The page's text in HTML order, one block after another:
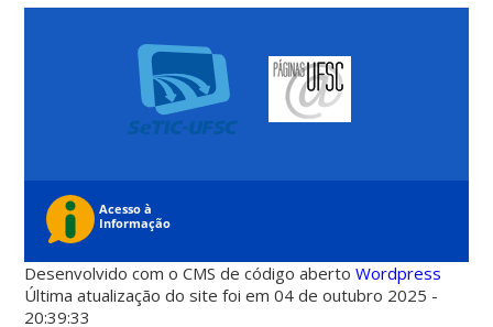
Desenvolvido com o CMS de código abertoWordpress
Última atualização do site foi em 04 de outubro 2025 -
20:39:33